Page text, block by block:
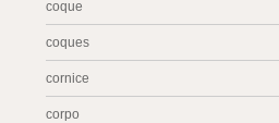
coque
coques
cornice
corpo